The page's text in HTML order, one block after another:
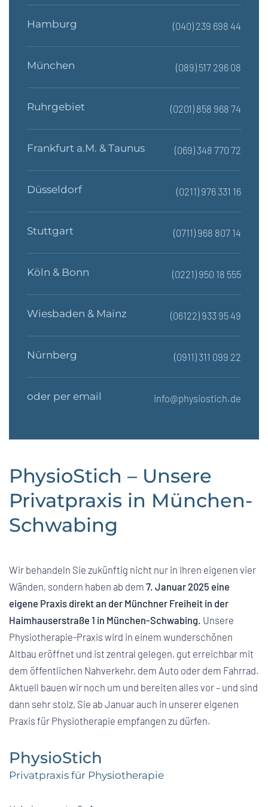
Hamburg (040) 239 698 44
München (089) 517 296 08
Ruhrgebiet (0201) 858 968 74
Frankfurt a.M. & Taunus (069) 348 770 72
Düsseldorf (0211) 976 331 16
Stuttgart (0711) 968 807 14
Köln & Bonn (0221) 950 18 555
Wiesbaden & Mainz (06122) 933 95 49
Nürnberg (0911) 311 099 22
oder per email info@physiostich.de
PhysioStich – Unsere
Privatpraxis in München-
Schwabing
Wir behandeln Sie zukünftig nicht nur in Ihren eigenen vier
Wänden, sondern haben ab dem 7. Januar 2025 eine
eigene Praxis direkt an der Münchner Freiheit in der
Haimhauserstraße 1 in München-Schwabing. Unsere
Physiotherapie-Praxis wird in einem wunderschönen
Altbau eröffnet und ist zentral gelegen, gut erreichbar mit
dem öffentlichen Nahverkehr, dem Auto oder dem Fahrrad.
Aktuell bauen wir noch um und bereiten alles vor – und sind
dann sehr stolz, Sie ab Januar auch in unserer eigenen
Praxis für Physiotherapie empfangen zu dürfen.
PhysioStich
Privatpraxis für Physiotherapie